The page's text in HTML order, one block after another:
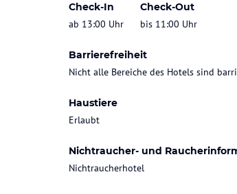
Check-In
ab 13:00 Uhr
Check-Out
bis 11:00 Uhr
Barrierefreiheit
Nicht alle Bereiche des Hotels sind
Haustiere
Erlaubt
Nichtraucher- und
Nichtraucherhotel